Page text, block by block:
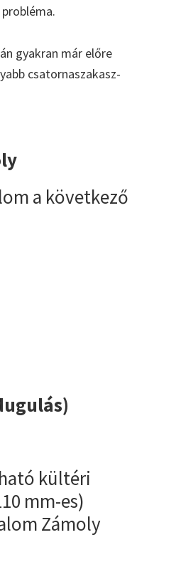
gyakran már előre
csatornaszakasz-
a következő
kültéri
mm-es)
Zámoly